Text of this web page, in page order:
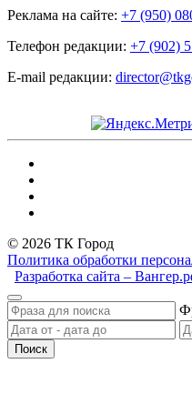
Реклама на сайте: +7 (950)
Телефон редакции: +7 (902)
E-mail редакции:
© 2026 ТК Город
Политика обработки
Разработка сайта –
Поиск